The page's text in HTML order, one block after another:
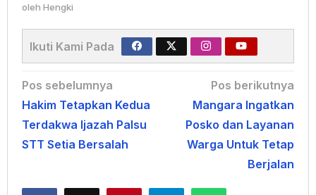
oleh Hengki
Ikuti Kami Pada
Navigasi
pos
Pos sebelumnya
Hakim Tetapkan Kedua
Terdakwa Ijazah Palsu
STT Setia Bersalah
Pos berikutnya
Mangara Ingatkan
Posko dan Layanan
Warga Untuk Tetap
Berjalan